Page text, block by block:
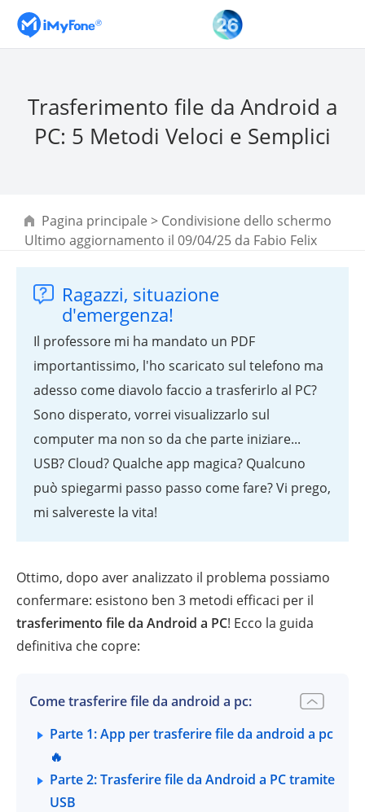
Trasferimento file da Android a
PC: 5 Metodi Veloci e Semplici
Pagina principale > Condivisione dello schermo
Ultimo aggiornamento il 09/04/25 da Fabio Felix
Ragazzi, situazione
d'emergenza!
Il professore mi ha mandato un PDF
importantissimo, l'ho scaricato sul telefono ma
adesso come diavolo faccio a trasferirlo al PC?
Sono disperato, vorrei visualizzarlo sul
computer ma non so da che parte iniziare...
USB? Cloud? Qualche app magica? Qualcuno
può spiegarmi passo passo come fare? Vi prego,
mi salvereste la vita!
Ottimo, dopo aver analizzato il problema possiamo
confermare: esistono ben 3 metodi efficaci per il
trasferimento file da Android a PC! Ecco la guida
definitiva che copre:
Come trasferire file da android a pc:
Parte 1: App per trasferire file da android a pc
🔥
Parte 2: Trasferire file da Android a PC tramite
USB